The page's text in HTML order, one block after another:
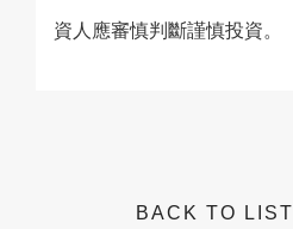
資人應審慎判斷謹慎投資。
BACK TO LIST